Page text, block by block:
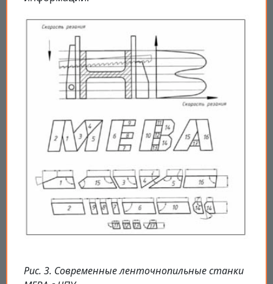
Рис. 3. Современные ленточнопильные станки